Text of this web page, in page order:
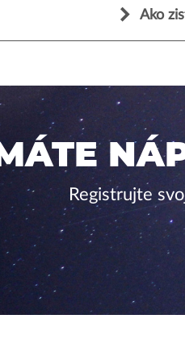
Ako
MÁTE
Registrujte